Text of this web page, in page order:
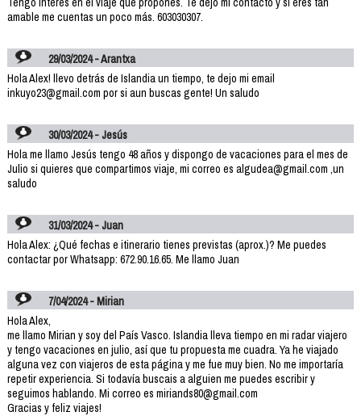
amable me cuentas un poco más. 603030307.
29/03/2024 - Arantxa
Hola Alex! llevo detrás de Islandia un tiempo, te dejo mi email
inkuyo23@gmail.com por si aun buscas gente! Un saludo
30/03/2024 - Jesús
Hola me llamo Jesús tengo 48 años y dispongo de vacaciones para el mes de
Julio si quieres que compartimos viaje, mi correo es algudea@gmail.com ,un
saludo
31/03/2024 - Juan
Hola Alex: ¿Qué fechas e itinerario tienes previstas (aprox.)? Me puedes
contactar por Whatsapp: 672.90.16.65. Me llamo Juan
7/04/2024 - Mirian
Hola Alex,
me llamo Mirian y soy del País Vasco. Islandia lleva tiempo en mi radar viajero
y tengo vacaciones en julio, así que tu propuesta me cuadra. Ya he viajado
alguna vez con viajeros de esta página y me fue muy bien. No me importaría
repetir experiencia. Si todavía buscais a alguien me puedes escribir y
seguimos hablando. Mi correo es miriands80@gmail.com
Gracias y feliz viajes!